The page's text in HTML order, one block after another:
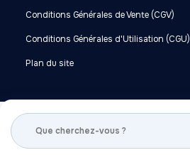
Conditions Générales de Vente (CGV)
Conditions Générales d'Utilisation (CGU)
Plan du site